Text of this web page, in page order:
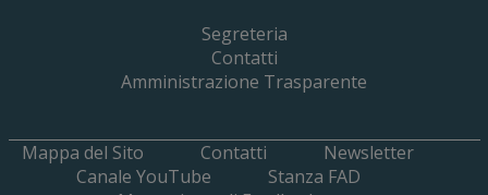
Segreteria
Contatti
Amministrazione Trasparente
Mappa del Sito Contatti
Newsletter
Canale YouTube
Stanza FAD